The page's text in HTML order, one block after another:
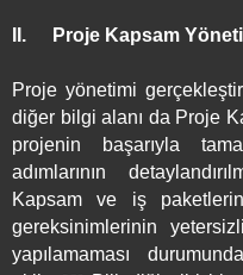
II. Proje Kapsam
Proje yönetimi
diğer bilgi alanı da Proje
projenin başarıyla
adımlarının
Kapsam ve iş
gereksinimlerinin
yapılamaması